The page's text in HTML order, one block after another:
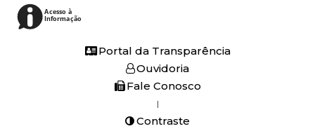
Acesso à
Informação
Portal da Transparência
Ouvidoria
Fale Conosco
|
Contraste